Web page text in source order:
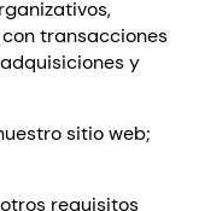
transacciones
y
sitio web;
requisitos